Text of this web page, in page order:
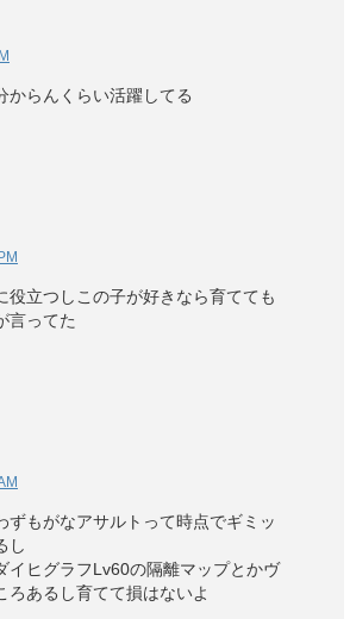
からんくらい活躍してる
役立つしこの子が好きなら育てても
言ってた
ずもがなアサルトって時点でギミッ
し
イヒグラフLv60の隔離マップとかヴ
ろあるし育てて損はないよ